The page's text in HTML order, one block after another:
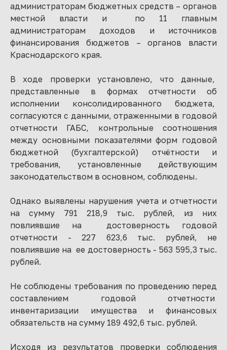
администраторам бюджетных средств – органов
местной власти и по 11 главным
администраторам доходов и источников
финансирования бюджетов – органов власти
Краснодарского края.
В ходе проверки установлено, что данные,
представленные в формах отчетности об
исполнении консолидированного бюджета,
согласуются с данными, отраженными в годовой
отчетности ГАБС, контрольные соотношения
между основными показателями форм годовой
бюджетной (бухгалтерской) отчётности и
требования, установленные действующим
законодательством в основном, соблюдены.
Однако выявлены нарушения учета и отчетности
на сумму 791 218,9 тыс. рублей, из них
повлиявшие на достоверность годовой
отчетности - 227 623,6 тыс. рублей, не
повлиявшие на ее достоверность - 563 595,3 тыс.
рублей.
Не соблюдены требования по проведению перед
составлением годовой отчетности
инвентаризации имущества и финансовых
обязательств на сумму 189 492,6 тыс. рублей.
Исходя из результатов проверки соблюдения